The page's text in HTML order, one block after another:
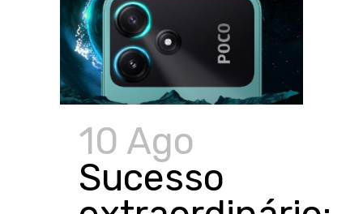
10 Ago
Sucesso